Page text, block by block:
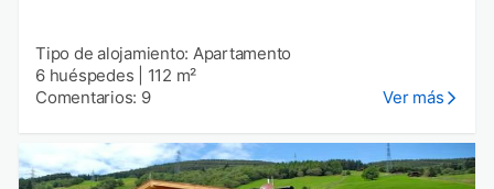
Tipo de alojamiento: Apartamento
6 huéspedes
112 m²
Comentarios: 9
Ver más